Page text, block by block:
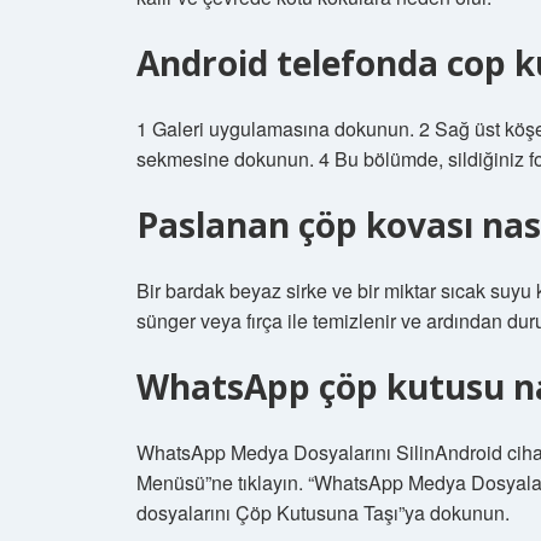
Android telefonda cop
1 Galeri uygulamasına dokunun. 2 Sağ üst
sekmesine dokunun. 4 Bu bölümde, sildiğiniz
Paslanan çöp kovası
Bir bardak beyaz sirke ve bir miktar sıcak suyu
sünger veya fırça ile temizlenir ve ardından
WhatsApp çöp kutusu
WhatsApp Medya Dosyalarını SilinAndroid
Menüsü”ne tıklayın. “WhatsApp Medya
dosyalarını Çöp Kutusuna Taşı”ya dokunun.